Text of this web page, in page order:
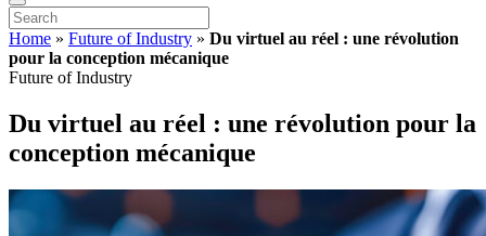
Home » Future of Industry » Du virtuel au réel : une révolution
pour la conception mécanique
Future of Industry
Du virtuel au réel : une révolution pour la
conception mécanique